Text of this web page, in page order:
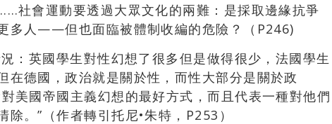
社會運動要透過大眾文化的兩難：是採取邊緣抗爭
多人——但也面臨被體制收編的危險？（P246)
：英國學生對性幻想了很多但是做得很少，法國學生
在德國，政治就是關於性，而性大部分是關於政
美國帝國主義幻想的最好方式，而且代表一種對他們
。”（作者轉引托尼•朱特，P253）